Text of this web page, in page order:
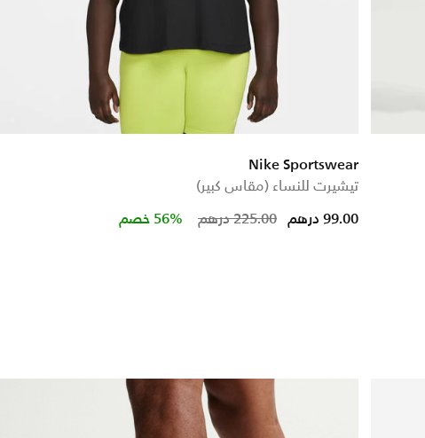
Nike Sportswear
تيشيرت للنساء (مقاس كبير)
Price reduced from225.00 درهم to 99.00 درهم 56% خصم